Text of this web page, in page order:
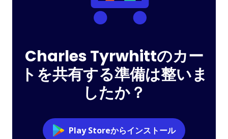
Charles Tyrwhittのカー
トを共有する準備は整いま
したか？
Play Storeからインストール